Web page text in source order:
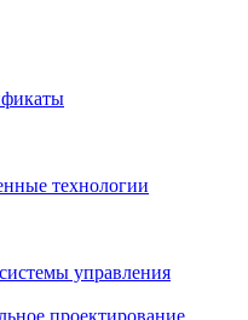
технологии
управления
проектирование